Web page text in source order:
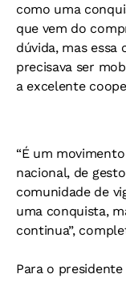
como uma
que vem do
dúvida, mas essa
precisava ser
a excelente
“É um
nacional, de
comunidade de
uma conquista,
continua”,
Para o